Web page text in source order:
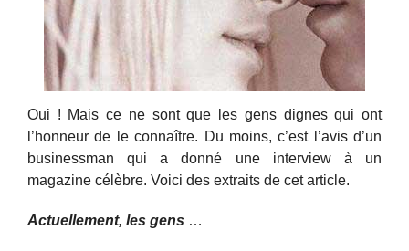
Oui ! Mais ce ne sont que les gens dignes qui ont
l’honneur de le connaître. Du moins, c’est l’avis d’un
businessman qui a donné une interview à un
magazine célèbre. Voici des extraits de cet article.
Actuellement, les gens …